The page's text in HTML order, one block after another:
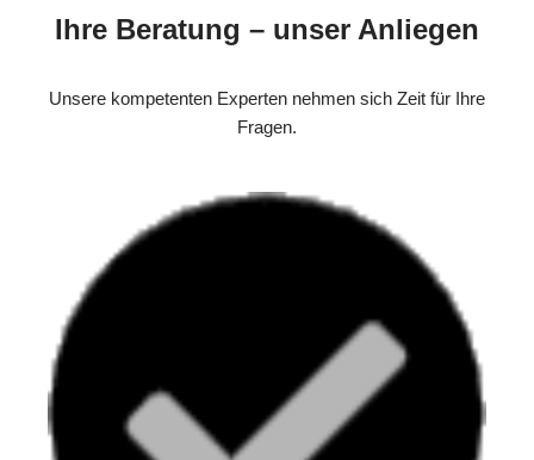
Ihre Beratung – unser Anliegen
Unsere kompetenten Experten nehmen sich Zeit für Ihre
Fragen.